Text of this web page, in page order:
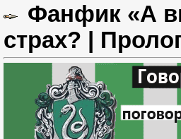
Фанфик «А
страх? |